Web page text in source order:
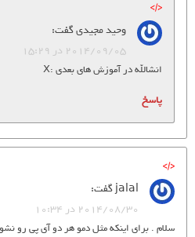
وحید مجیدیگفت:
2014/09/05 در 15:29
انشالله در آموزش های بعدی :X
پاسخ
jalalگفت:
2014/08/30 در 10:34
سلام . برای اینکه مثل دمو هر دو آی پی رو